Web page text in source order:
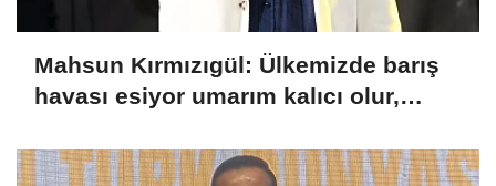
Mahsun Kırmızıgül: Ülkemizde barış
havası esiyor umarım kalıcı olur,